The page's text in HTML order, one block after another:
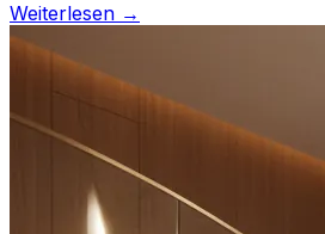
Weiterlesen →